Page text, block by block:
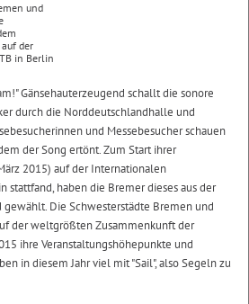
und
der
in Berlin
Gänsehauterzeugend schallt die sonore
durch die Norddeutschlandhalle und
und Messebesucher schauen
der Song ertönt. Zum Start ihrer
2015) auf der Internationalen
stattfand, haben die Bremer dieses aus der
Die Schwesterstädte Bremen und
der weltgrößten Zusammenkunft der
ihre Veranstaltungshöhepunkte und
in diesem Jahr viel mit "Sail", also Segeln zu